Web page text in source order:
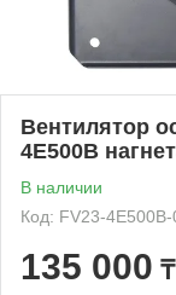
Вентилятор
4E500B
В наличии
Код: FV23-4E500B-
135 000 ₸